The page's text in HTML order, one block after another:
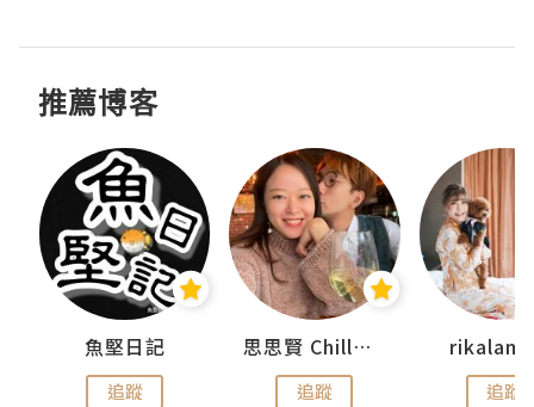
推薦博客
魚堅日記
追蹤
思思賢 ChillMyBabe
追蹤 追蹤